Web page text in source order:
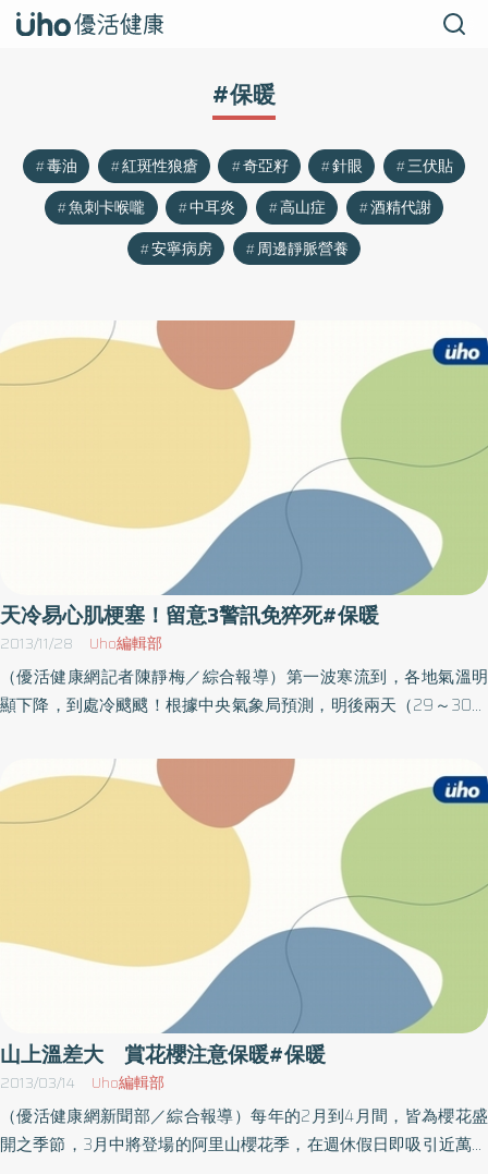
#保暖
毒油 紅斑性狼瘡 奇亞籽 針眼
三伏貼
魚刺卡喉嚨
中耳炎 高山症
酒精代謝
安寧病房
周邊靜脈營養
天冷易心肌梗塞！留意3警訊免猝死#保暖
2013/11/28 Uho編輯部
（優活健康網記者陳靜梅／綜合報導）第一波寒流到，各地氣溫明
顯下降，到處冷颼颼！根據中央氣象局預測，明後兩天（29～30）
害，尤其是心血管疾病患者及上了年紀的長輩，因天氣驟冷容易引
起血管收縮、血壓上升而引發心房顫動、心肌梗塞或中風，民眾要
隨時注意保暖，以免發生憾事。國民健康署表示，天氣冷更應該嚴
防心血管疾病的發作，若民眾有出現輕微胸悶的情形，千萬不能大
意，這可能是心臟病的警訊。「平常偶爾心悸、症狀輕微且自己都
有在運動，所以不礙事」或「胸悶、休息一下就好」，這種大眾心
態最容易誤事，因為半數以上心肌梗塞患者，在發作前一個月內均
會出現不同程度的胸部悶痛情形，病患對這些症狀的輕忽，往往錯
失治療的最佳時機。寒流到來之際，國民健康署特別提醒心血管患
者注意保暖，帽子、口罩、手套和保暖衣物不可少，同時也要定期
量血壓、並遵照醫囑服藥；且請民眾隨時留意身體是否出現心臟病
的警訊，若有以下3大徵兆，應盡速就醫：1）胸悶：心絞痛的主要
癥兆為胸悶，不舒服的範圍約半個手掌，出現位置會在胃到下巴、
右肩到左肩甚至到左手肘等。2）易喘：心律不整的主要癥兆為心臟
蹦蹦跳、容易喘、耐力變差，若是心房顫動，中風機率是高達常人5
山上溫差大 賞花櫻注意保暖#保暖
2013/03/14 Uho編輯部
（優活健康網新聞部／綜合報導）每年的2月到4月間，皆為櫻花盛
開之季節，3月中將登場的阿里山櫻花季，在週休假日即吸引近萬名